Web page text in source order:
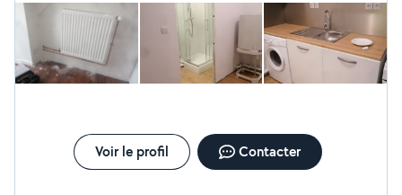
efficace et réalisée avec professionnalisme. Je suis très
satisfait du résultat.
Voir le profil Contacter